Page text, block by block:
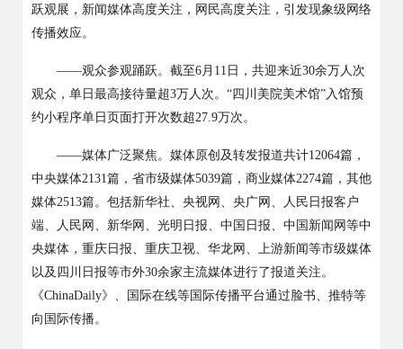
跃观展，新闻媒体高度关注，网民高度关注，引发现象级网络
传播效应。
——观众参观踊跃。截至6月 11 日，共迎来近30余万人次
观众，单日最高接待量超3万人次。“四川美院美术馆”入馆预
约小程序单日页面打开次数超27.9万次。
——媒体广泛聚焦。媒体原创及转发报道共计12064篇，
中央媒体2131篇，省市级媒体5039篇，商业媒体2274篇，其他
媒体2513篇。包括新华社、央视网、央广网、人民日报客户
端、人民网、新华网、光明日报、中国日报、中国新闻网等中
央媒体，重庆日报、重庆卫视、华龙网、上游新闻等市级媒体
以及四川日报等市外30余家主流媒体进行了报道关注。
《ChinaDaily》、国际在线等国际传播平台通过脸书、推特等
向国际传播。